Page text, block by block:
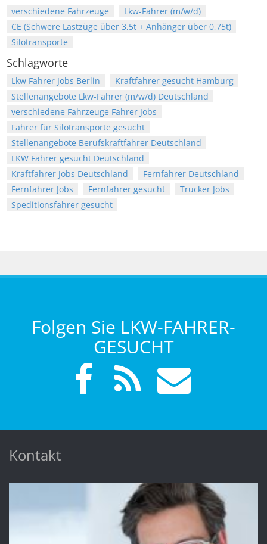
verschiedene Fahrzeuge
Lkw-Fahrer (m/w/d)
CE (Schwere Lastzüge über 3,5t + Anhänger über 0,75t)
Silotransporte
Schlagworte
Lkw Fahrer Jobs Berlin
Kraftfahrer gesucht Hamburg
Stellenangebote Lkw-Fahrer (m/w/d) Deutschland
verschiedene Fahrzeuge Fahrer Jobs
Fahrer für Silotransporte gesucht
Stellenangebote Berufskraftfahrer Deutschland
LKW Fahrer gesucht Deutschland
Kraftfahrer Jobs Deutschland
Fernfahrer Deutschland
Fernfahrer Jobs
Fernfahrer gesucht
Trucker Jobs
Speditionsfahrer gesucht
Folgen Sie LKW-FAHRER-
GESUCHT
Kontakt